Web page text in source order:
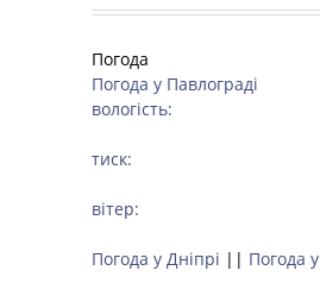
Погода
Погода у Павлограді
вологість:
тиск:
вітер:
Погода у Дніпрі || Погода